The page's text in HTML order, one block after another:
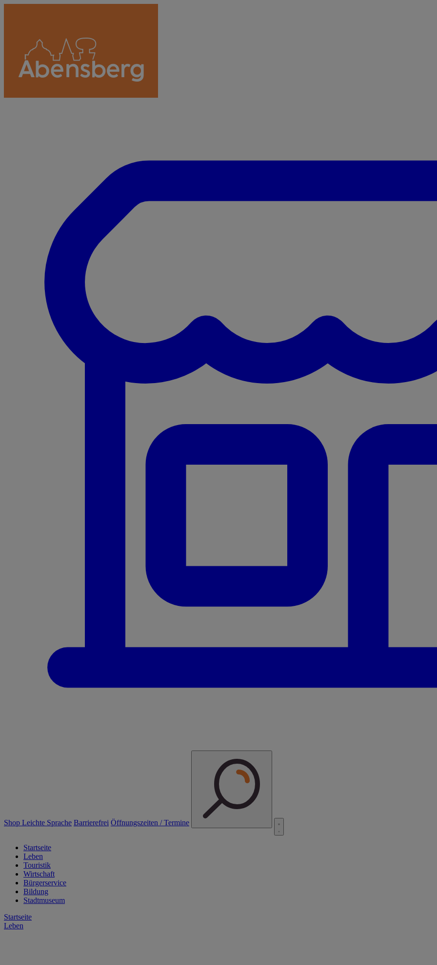
Shop Leichte Sprache Barrierefrei Öffnungszeiten / Termine
Startseite
Leben
Touristik
Wirtschaft
Bürgerservice
Bildung
Stadtmuseum
Startseite
Leben